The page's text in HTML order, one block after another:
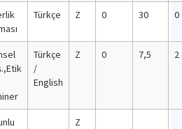
Türkçe Z 0 30 0
Türkçe
/
English
Z 0 7,5 2
Z